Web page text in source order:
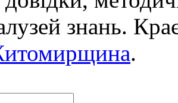
знань.
.